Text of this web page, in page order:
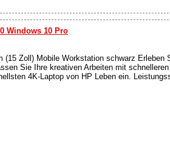
Windows 10 Pro
(15 Zoll) Mobile Workstation schwarz
Sie Ihre kreativen Arbeiten mit
4K-Laptop von HP Leben ein.